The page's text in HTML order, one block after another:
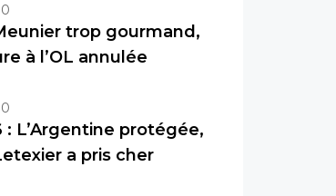
trop gourmand,
à l’OL annulée
: L’Argentine protégée,
a pris cher